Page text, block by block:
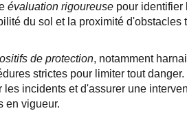
évaluation rigoureuse pour identifier
du sol et la proximité d'obstacles
de protection, notamment
strictes pour limiter tout danger.
incidents et d'assurer une
en vigueur.